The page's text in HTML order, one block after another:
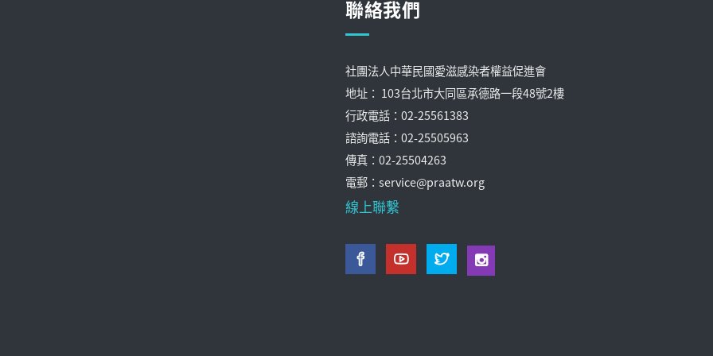
聯絡我們
社團法人中華民國愛滋感染者權益促進會
地址： 103台北市大同區承德路一段48號2樓
行政電話：02-25561383
諮詢電話：02-25505963
傳真：02-25504263
電郵：service@praatw.org
線上聯繫